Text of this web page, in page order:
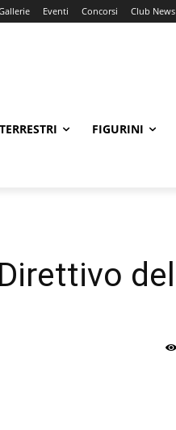
Eventi Concorsi Club News
FIGURINI
del